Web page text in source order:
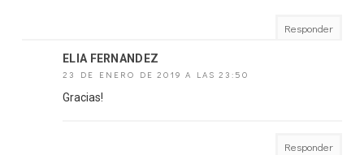
Responder
ELIA FERNANDEZ
23 DE ENERO DE 2019 A LAS 23:50
Gracias!
Responder